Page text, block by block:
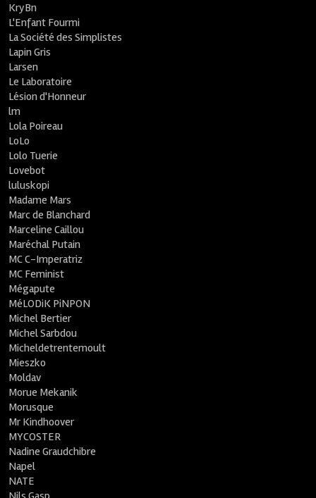
KryBn
L'Enfant Fourmi
La Société des Simplistes
Lapin Gris
Larsen
Le Laboratoire
Lésion d'Honneur
lm
Lola Poireau
LoLo
Lolo Tuerie
Lovebot
luluskopi
Madame Mars
Marc de Blanchard
Marceline Caillou
Maréchal Putain
MC C-Imperatriz
MC Feminist
Mégapute
MéLODiK PiNPON
Michel Bertier
Michel Sarbdou
Micheldetrentemoult
Mieszko
Moldav
Morue Mekanik
Morusque
Mr Kindhoover
MYCOSTER
Nadine Graudchibre
Napel
NATE